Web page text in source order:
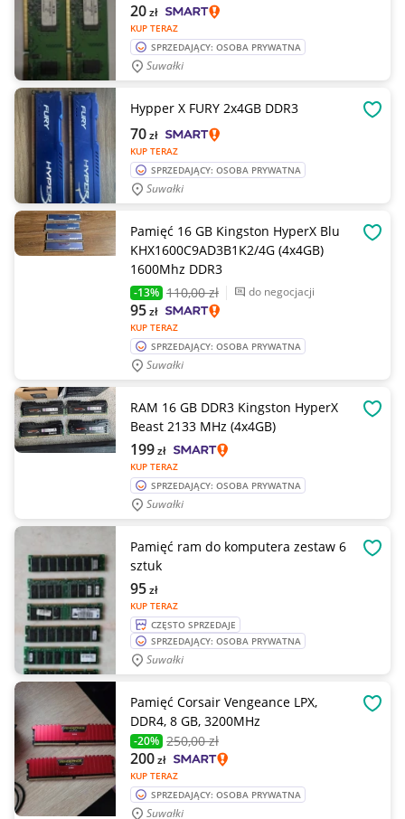
KUP TERAZ
20zł
SPRZEDAJĄCY: OSOBA PRYWATNA
Suwałki
Hypper X FURY 2x4GB DDR3
KUP TERAZ
70zł
SPRZEDAJĄCY: OSOBA PRYWATNA
Suwałki
Pamięć 16 GB Kingston HyperX Blu
KHX1600C9AD3B1K2/4G (4x4GB)
1600Mhz DDR3
-13% 110,00 zł do negocjacji
KUP TERAZ
95zł
SPRZEDAJĄCY: OSOBA PRYWATNA
Suwałki
RAM 16 GB DDR3 Kingston HyperX
Beast 2133 MHz (4x4GB)
KUP TERAZ
199zł
SPRZEDAJĄCY: OSOBA PRYWATNA
Suwałki
Pamięć ram do komputera zestaw 6
sztuk
KUP TERAZ
95zł
CZĘSTO SPRZEDAJE
SPRZEDAJĄCY: OSOBA PRYWATNA
Suwałki
Pamięć Corsair Vengeance LPX,
DDR4, 8 GB, 3200MHz
-20% 250,00 zł
KUP TERAZ
200zł
SPRZEDAJĄCY: OSOBA PRYWATNA
Suwałki